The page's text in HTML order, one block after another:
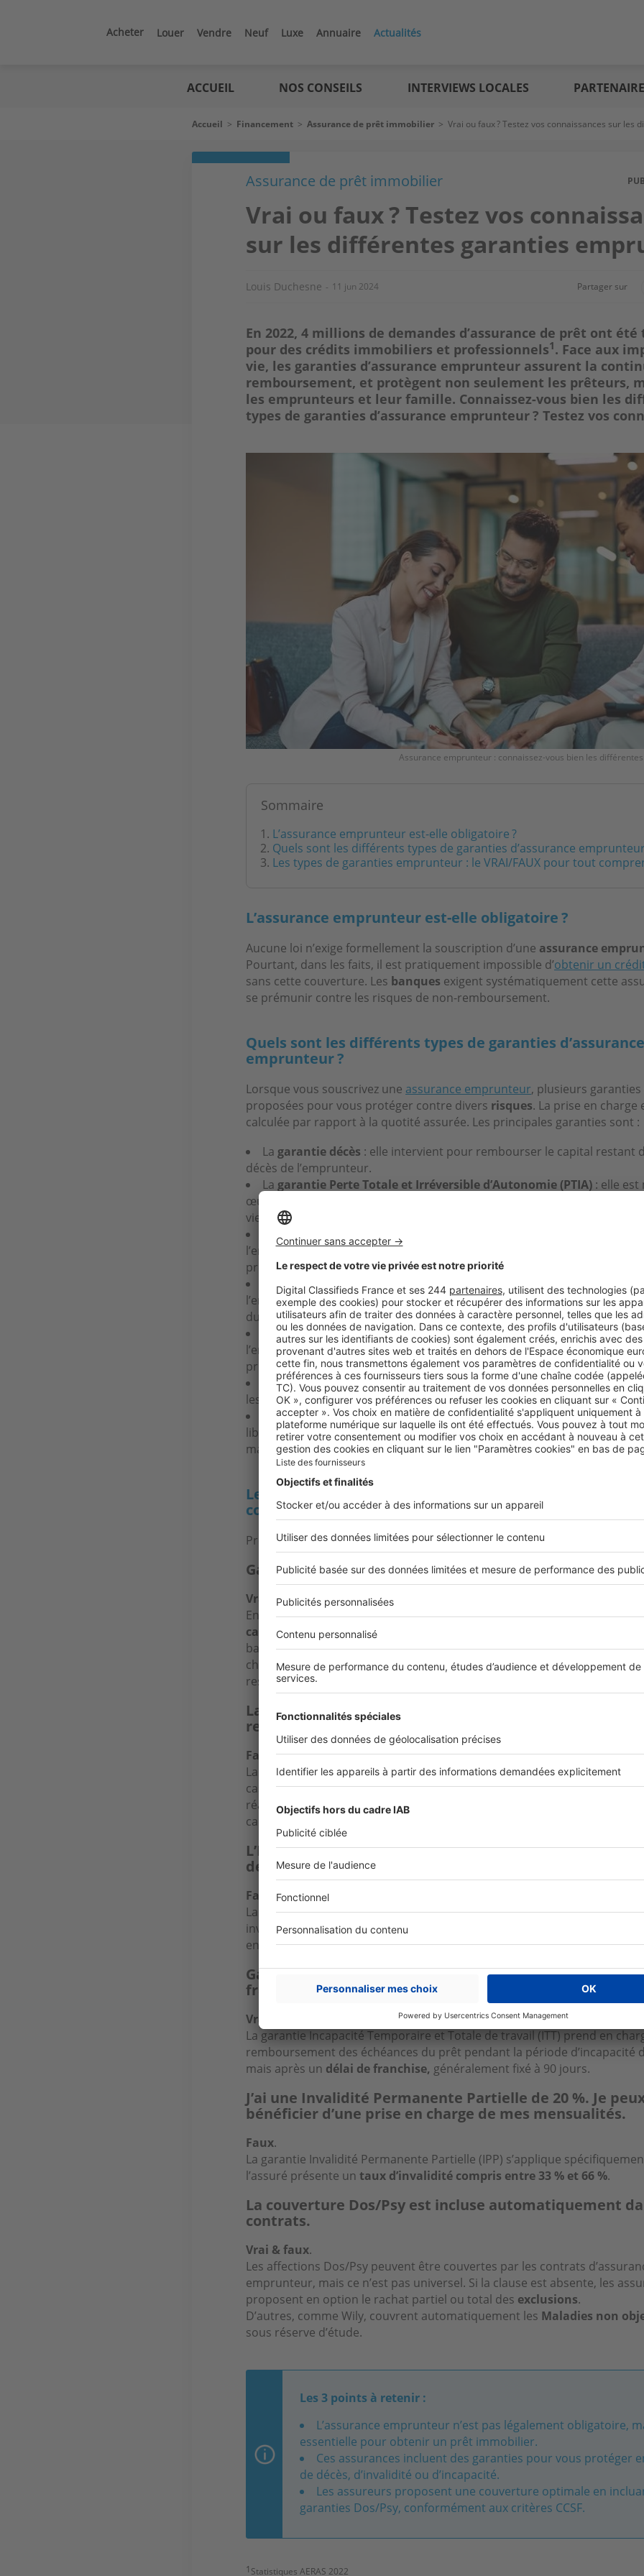
Acheter Louer Vendre Neuf Luxe Annuaire Actualités
ACCUEIL NOS CONSEILS INTERVIEWS LOCALES
Fil
Accueil > Financement > Assurance de prêt immobilier > Vrai ou faux ? Testez vos connaissances sur
Assurance de prêt immobilier
Vrai ou faux ? Testez vos
sur les différentes garanties
Louis Duchesne 11 jun 2024 Partager sur
En 2022, 4 millions de demandes d’assurance de prêt ont été
pour des crédits immobiliers et professionnels1. Face aux
vie, les garanties d’assurance emprunteur assurent la
remboursement, et protègent non seulement les prêteurs,
les emprunteurs et leur famille. Connaissez-vous bien les
types de garanties d’assurance emprunteur? Testez vos
Assurance emprunteur : connaissez-vous bien les
Sommaire
L’assurance emprunteur est-elle obligatoire ?
Quels sont les différents types de garanties d’assurance
Les types de garanties emprunteur : le VRAI/FAUX pour tout
L’assurance emprunteur est-elle obligatoire ?
Aucune loi n’exige formellement la souscription d’une assurance
Pourtant, dans les faits, il est pratiquement impossible d’obtenir un
sans cette couverture. Les banques exigent systématiquement cette
se prémunir contre les risques de non-remboursement.
Quels sont les différents types de garanties d’assurance
emprunteur ?
Lorsque vous souscrivez une assurance emprunteur, plusieurs
proposées pour vous protéger contre divers risques. La prise en charge
calculée par rapport à la quotité assurée. Les principales garanties sont :
La garantie décès : elle intervient pour rembourser le capital restant
décès de l’emprunteur.
La garantie Perte Totale et Irréversible d’Autonomie (PTIA) : elle est
œuvre si l’emprunteur devient incapable de travailler et de réaliser seul
vie quotidienne. Elle entraîne le remboursement intégral du prêt.
garantie Invalidité Permanente Totale (IPT)
l’emprunteur est reconnu invalide, ce qui l’empêche d’exercer une
professionnelle.
Lagarantie Invalidité Permanente Partielle (IPP)
: elle concerne les
l’emprunteur est atteint d’une invalidité partielle. Elle prend en charge
du prêt si l’emprunter est en invalidité.
Lagarantie Incapacité Temporaire et Totale de travail (ITT): elle
l’emprunteur en cas d’incapacité temporaire de travailler. Les
prises en charge pendant la période d’incapacité, suite à un délai de
Lacouverture Dos/Psy: une garantie spécifique couvrant les
les troubles psychiatriques.
Lagarantie Invalidité Professionnelle: spécialement conçue pour
libérales, elle couvre l’incapacité à exercer sa profession à vie en cas
maladie.
Les types de garanties emprunteur : le VRAI/FAUX pour
comprendre
Prêt à tester vos connaissances sur lesgaranties d’assurance emprunteur
Garantie décès : il est possible d’assurer son prêt à 200
Vrai
En cas de décès de l’emprunteur, la garantie décès permet le
capitalrestant dû au prêteur, jusqu’à la limite de la quotité assurée. En
banques exigent unequotité minimalede 100 %. Si vous empruntez en
chacun peut être assuré à hauteur de 100 %, soit 200 % au total. Dans ce
restant dû sera remboursé intégralement en cas de décès de l’un des
La Perte Totale et Irréversible d’Autonomie garantit le
remboursement du prêt en cas de maladie uniquement.
Faux
.
La garantie Perte Totale et Irréversible d’Autonomie (PTIA) est
cas de maladie que d’accident. Si l’emprunteur devient incapable de
réaliser seul les actes de la vie courante, cette garantie prévoit le
capital restant dû.
L’Invalidité Permanente Totale nécessite une
de 100 %.
Faux
.
La garantie d’Invalidité Permanente Totale (IPT) s’active lorsque l’assuré
invalide à untaux de 66 % ou plus
envisageable.
Garantie Incapacité Temporaire et Totale de travail :
franchise peut être appliqué.
Vrai
La garantie Incapacité Temporaire et Totale de travail (ITT) prend en
remboursement des échéances du prêt pendant la période d’incapacité
mais après un délai de franchise, généralement fixé à 90 jours.
J’ai une Invalidité Permanente Partielle de 20 %. Je
bénéficier d’une prise en charge de mes mensualités.
Faux.
La garantie Invalidité Permanente Partielle (IPP) s’applique
l’assuré présente un taux d’invalidité compris entre 33 % et 66 %.
La couverture Dos/Psy est incluse automatiquement
contrats.
Vrai & faux.
Les affections Dos/Psy peuvent être couvertes par les contrats
emprunteur, mais ce n’est pas universel. Si la clause est absente, les
proposent en option le rachat partiel ou total des exclusions.
D’autres, comme Wily, couvrent automatiquement les Maladies non
sous réserve d’étude.
Les 3 points à retenir :
L’assurance emprunteur n’est pas légalement obligatoire,
essentielle pour obtenir un prêt immobilier.
Ces assurances incluent des garanties pour vous protéger
de décès, d’invalidité ou d’incapacité.
Les assureurs proposent une couverture optimale en
garanties Dos/Psy, conformément aux critères CCSF.
1 Statistiques AERAS 2022